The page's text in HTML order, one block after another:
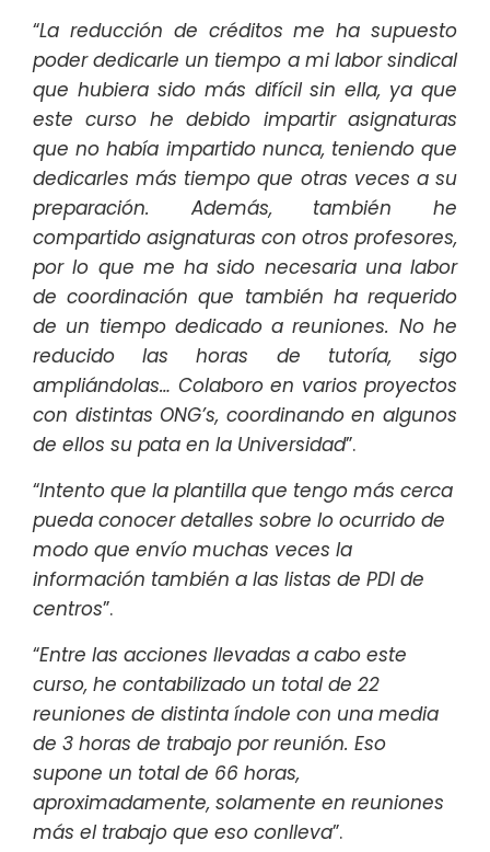
“La reducción de créditos me ha supuesto
poder dedicarle un tiempo a mi labor sindical
que hubiera sido más difícil sin ella, ya que
este curso he debido impartir asignaturas
que no había impartido nunca, teniendo que
dedicarles más tiempo que otras veces a su
preparación. Además, también he
compartido asignaturas con otros profesores,
por lo que me ha sido necesaria una labor
de coordinación que también ha requerido
de un tiempo dedicado a reuniones. No he
reducido las horas de tutoría, sigo
ampliándolas… Colaboro en varios proyectos
con distintas ONG’s, coordinando en algunos
de ellos su pata en la Universidad”.
“Intento que la plantilla que tengo más cerca
pueda conocer detalles sobre lo ocurrido de
modo que envío muchas veces la
información también a las listas de PDI de
centros”.
“Entre las acciones llevadas a cabo este
curso, he contabilizado un total de 22
reuniones de distinta índole con una media
de 3 horas de trabajo por reunión. Eso
supone un total de 66 horas,
aproximadamente, solamente en reuniones
más el trabajo que eso conlleva”.